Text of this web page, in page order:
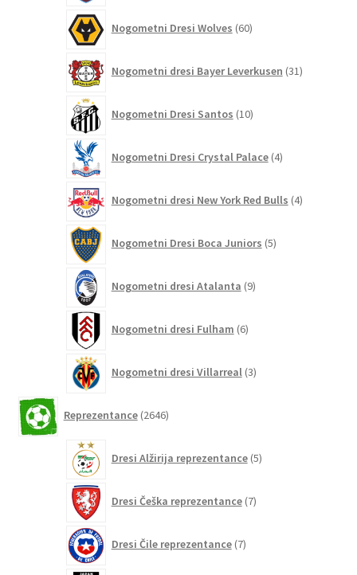
Nogometni Dresi Wolves 60izdelkov
Nogometni dresi Bayer Leverkusen 31izdelkov
Nogometni Dresi Santos 10izdelkov
Nogometni Dresi Crystal Palace 4izdelki
Nogometni dresi New York Red Bulls 4izdelki
Nogometni Dresi Boca Juniors 5izdelkov
Nogometni dresi Atalanta 9izdelkov
Nogometni dresi Fulham 6izdelkov
Nogometni dresi Villarreal 3izdelki
Reprezentance 2646izdelkov
Dresi Alžirija reprezentance 5izdelkov
Dresi Češka reprezentance 7izdelkov
Dresi Čile reprezentance 7izdelkov